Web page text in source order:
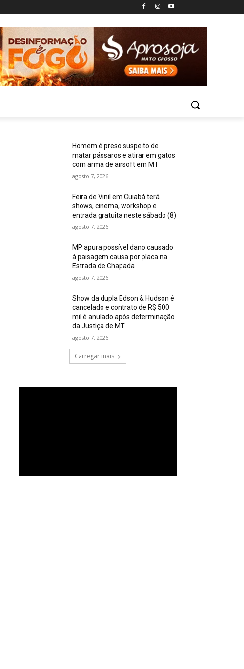
Homem é preso suspeito de
matar pássaros e atirar em gatos
com arma de airsoft em MT
agosto 7, 2026
Feira de Vinil em Cuiabá terá
shows, cinema, workshop e
entrada gratuita neste sábado (8)
agosto 7, 2026
MP apura possível dano causado
à paisagem causa por placa na
Estrada de Chapada
agosto 7, 2026
Show da dupla Edson & Hudson é
cancelado e contrato de R$ 500
mil é anulado após determinação
da Justiça de MT
agosto 7, 2026
Carregar mais